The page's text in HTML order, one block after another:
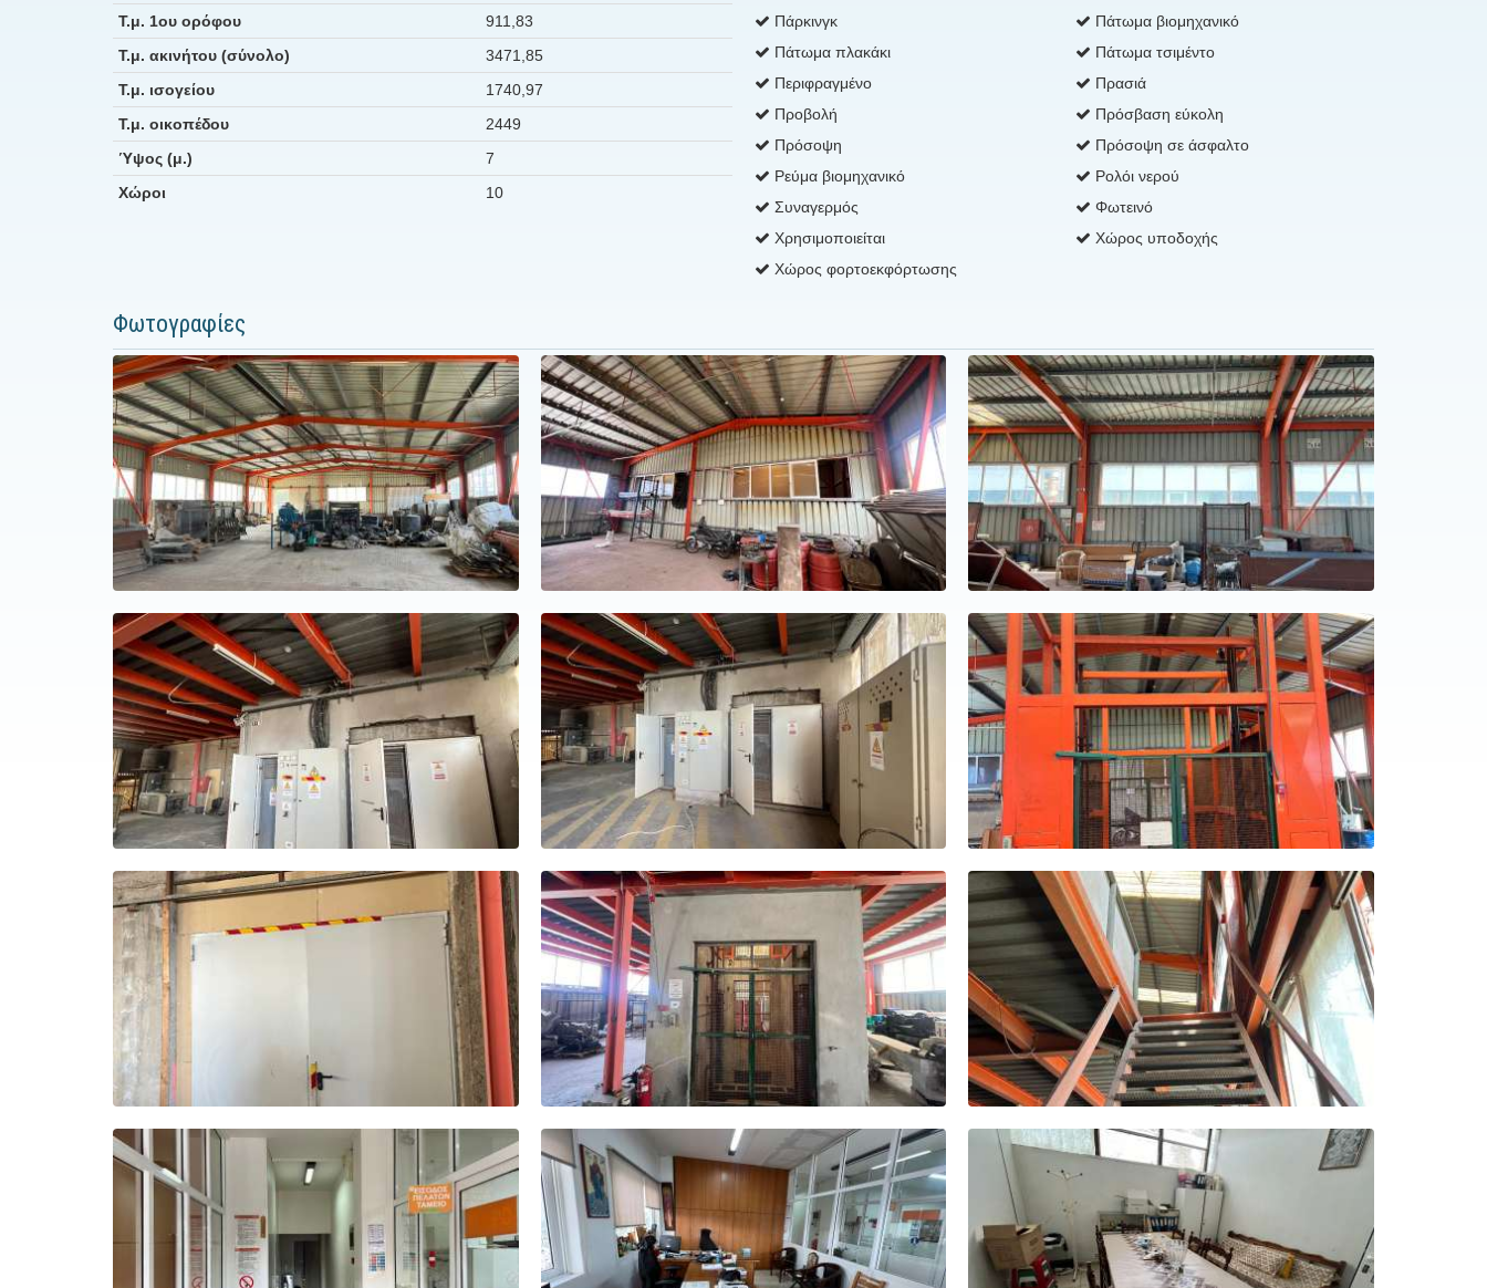
Τ.μ. 1ου ορόφου
911,83
Τ.μ. ακινήτου (σύνολο)
3471,85
Τ.μ. ισογείου
1740,97
Τ.μ. οικοπέδου
2449
Ύψος (μ.)
7
Χώροι
10
Πάρκινγκ
Πάτωμα βιομηχανικό
Πάτωμα πλακάκι
Πάτωμα τσιμέντο
Περιφραγμένο
Πρασιά
Προβολή
Πρόσβαση εύκολη
Πρόσοψη
Πρόσοψη σε άσφαλτο
Ρεύμα βιομηχανικό
Ρολόι νερού
Συναγερμός
Φωτεινό
Χρησιμοποιείται
Χώρος υποδοχής
Χώρος φορτοεκφόρτωσης
Φωτογραφίες